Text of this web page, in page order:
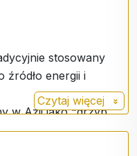
stosowany
źródło energii i
w Azji jako "grzyb
Czytaj więcej